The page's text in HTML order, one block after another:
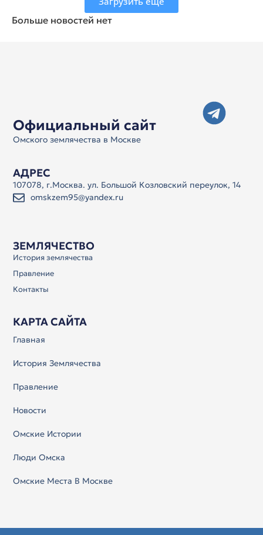
Больше новостей нет
Официальный сайт
Омского землячества в Москве
ЗЕМЛЯЧЕСТВО
История землячества
Правление
Контакты
КАРТА САЙТА
Главная
История Землячества
Правление
Новости
Омские Истории
Люди Омска
Омские Места В Москве
АДРЕС
107078, г.Москва. ул. Большой Козловский переулок, 14
omskzem95@yandex.ru